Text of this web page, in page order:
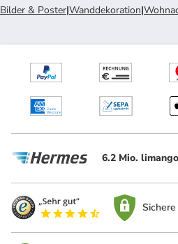
Bilder & Poster|Wanddekoration|
6.2 Mio.